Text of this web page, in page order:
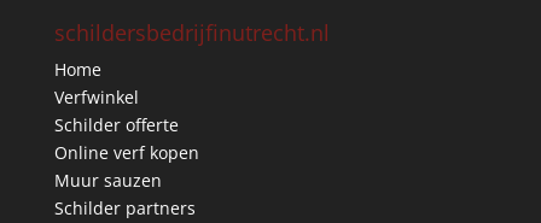
schildersbedrijfinutrecht.nl
Home
Verfwinkel
Schilder offerte
Online verf kopen
Muur sauzen
Schilder partners